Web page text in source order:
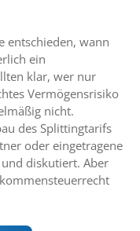
entschieden, wann
ein
klar, wer nur
Vermögensrisiko
nicht.
des Splittingtarifs
oder eingetragene
diskutiert. Aber